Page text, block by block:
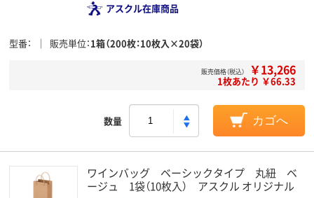
アスクル在庫商品
型番 販売単位 1箱（200枚：10枚入×20袋）
販売価格（税込） ￥13,266
1枚あたり ￥66.33
数量 カゴへ
ワインバッグ ベーシックタイプ 丸紐 ベ
ージュ 1袋（10枚入） アスクル オリジナル